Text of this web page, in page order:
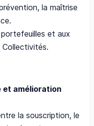
la maîtrise
et aux
Collectivités.
et amélioration
la souscription, le